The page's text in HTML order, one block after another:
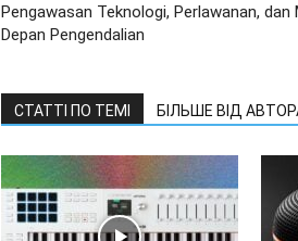
Pengawasan Teknologi, Perlawanan, dan
Depan Pengendalian
СТАТТІ ПО ТЕМІ БІЛЬШЕ ВІД